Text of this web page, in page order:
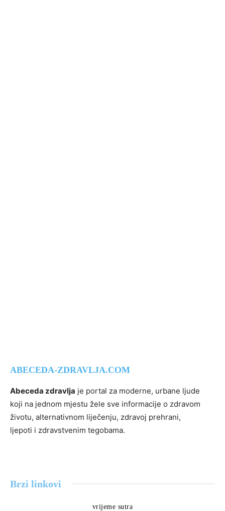
ABECEDA-ZDRAVLJA.COM
Abeceda zdravlja je portal za moderne, urbane ljude
koji na jednom mjestu žele sve informacije o zdravom
životu, alternativnom liječenju, zdravoj prehrani,
ljepoti i zdravstvenim tegobama.
Brzi linkovi
vrijeme sutra